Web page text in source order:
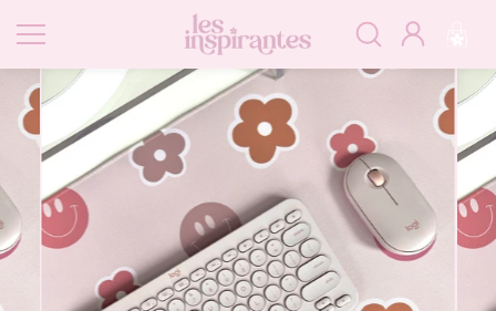
contenu